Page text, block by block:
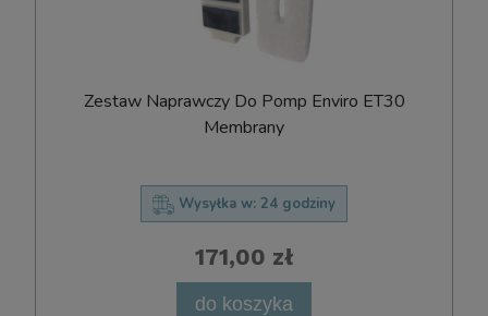
Zestaw Naprawczy Do Pomp Enviro ET30
Membrany
Wysyłka w: 24 godziny
171,00 zł
do koszyka